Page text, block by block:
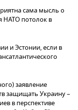
сама мысль о
НАТО потолок в
и Эстонии, если в
заявление
защищать Украину –
в перспективе